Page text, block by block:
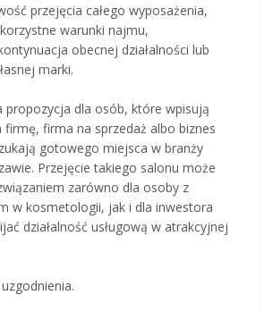
przejęcia całego wyposażenia,
warunki najmu,
obecnej działalności lub
marki.
propozycja dla osób, które wpisują
firmę, firma na sprzedaż albo biznes
gotowego miejsca w branży
Przejęcie takiego salonu może
zarówno dla osoby z
w kosmetologii, jak i dla inwestora
działalność usługową w atrakcyjnej